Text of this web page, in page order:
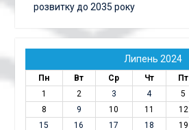
розвитку до 2035 року
Липень 2024
Пн Вт Ср Чт Пт
1
2 3 4 5
8
9 10 11 12
15
16 17 18 19